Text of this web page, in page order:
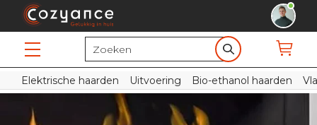
Elektrische haarden Uitvoering Bio-ethanol haarden